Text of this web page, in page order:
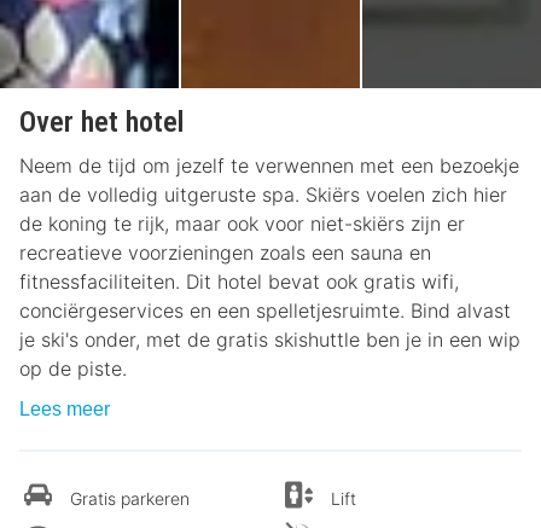
Over het hotel
Neem de tijd om jezelf te verwennen met een bezoekje
aan de volledig uitgeruste spa. Skiërs voelen zich hier
de koning te rijk, maar ook voor niet-skiërs zijn er
recreatieve voorzieningen zoals een sauna en
fitnessfaciliteiten. Dit hotel bevat ook gratis wifi,
conciërgeservices en een spelletjesruimte. Bind alvast
je ski's onder, met de gratis skishuttle ben je in een wip
op de piste.
Lees meer
Gratis parkeren
Lift